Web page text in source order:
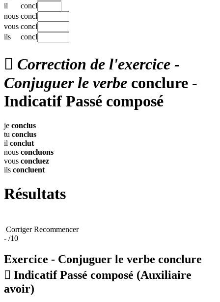
il
concl
nous concl
vous concl
ils
concl
 Correction de l'exercice -
Conjuguer le verbe conclure -
Indicatif Passé composé
je conclus
tu conclus
il conclut
nous concluons
vous concluez
ils concluent
Résultats
CorrigerRecommencer
- /10
Exercice - Conjuguer le verbe conclure
 Indicatif Passé composé (Auxiliaire
avoir)